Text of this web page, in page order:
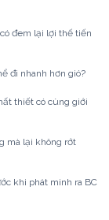
đem lại lợi thế tiến
đi nhanh hơn gió?
thiết có cùng giới
mà lại không rớt
khi phát minh ra BC